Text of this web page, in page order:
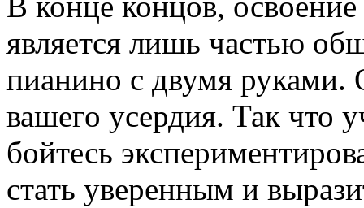
является лишь частью
пианино с двумя руками.
вашего усердия. Так что
бойтесь
стать уверенным и